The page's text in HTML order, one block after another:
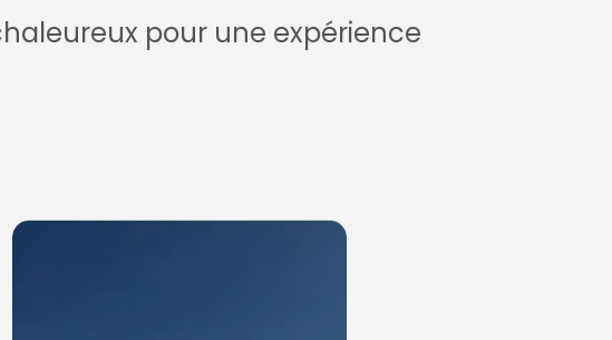
pour une expérience